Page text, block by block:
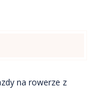
na rowerze z